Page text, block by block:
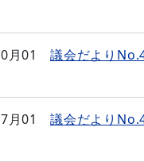
月01
議会だより
月01
議会だより